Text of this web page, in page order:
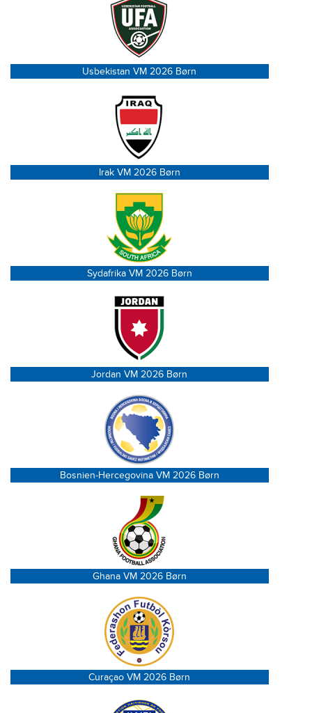
Usbekistan VM 2026 Børn
Irak VM 2026 Børn
Sydafrika VM 2026 Børn
Jordan VM 2026 Børn
Bosnien-Hercegovina VM 2026 Børn
Ghana VM 2026 Børn
Curaçao VM 2026 Børn